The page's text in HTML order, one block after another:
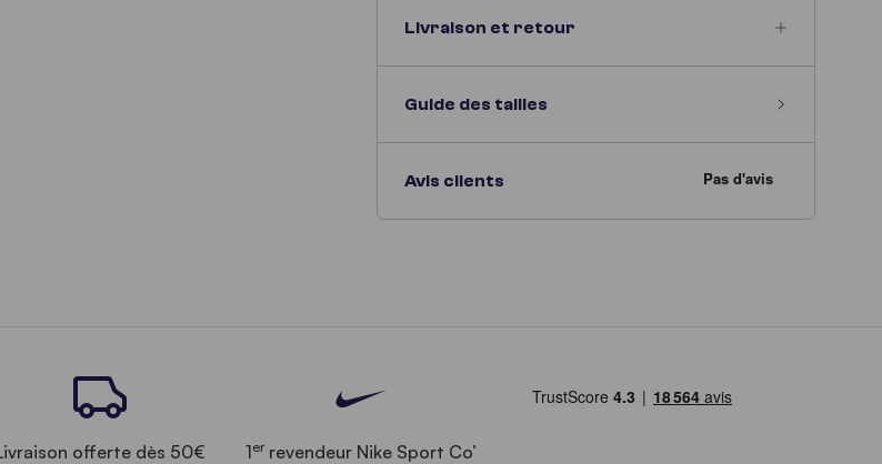
Livraison et retour
Guide des tailles
Avis clients
offerte dès 50€
1errevendeur Nike Sport Co’